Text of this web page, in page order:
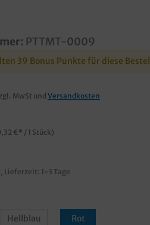
PTTMT-0009
39 Bonus Punkte für diese
MwSt und Versandkosten
€* / 1 Stück)
Lieferzeit: 1-3 Tage
Hellblau Rot